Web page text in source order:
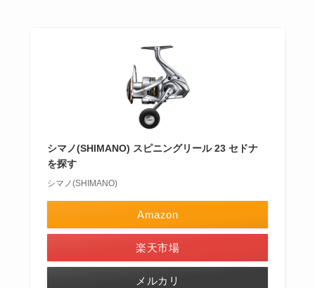
シマノ(SHIMANO) スピニングリール 23 セドナ
を探す
シマノ(SHIMANO)
Amazon
楽天市場
メルカリ